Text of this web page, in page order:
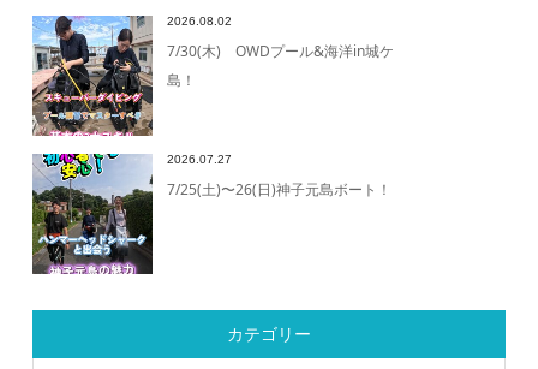
2026.08.02
7/30(木) OWDプール&海洋in城ケ
島！
2026.07.27
7/25(土)〜26(日)神子元島ボート！
カテゴリー